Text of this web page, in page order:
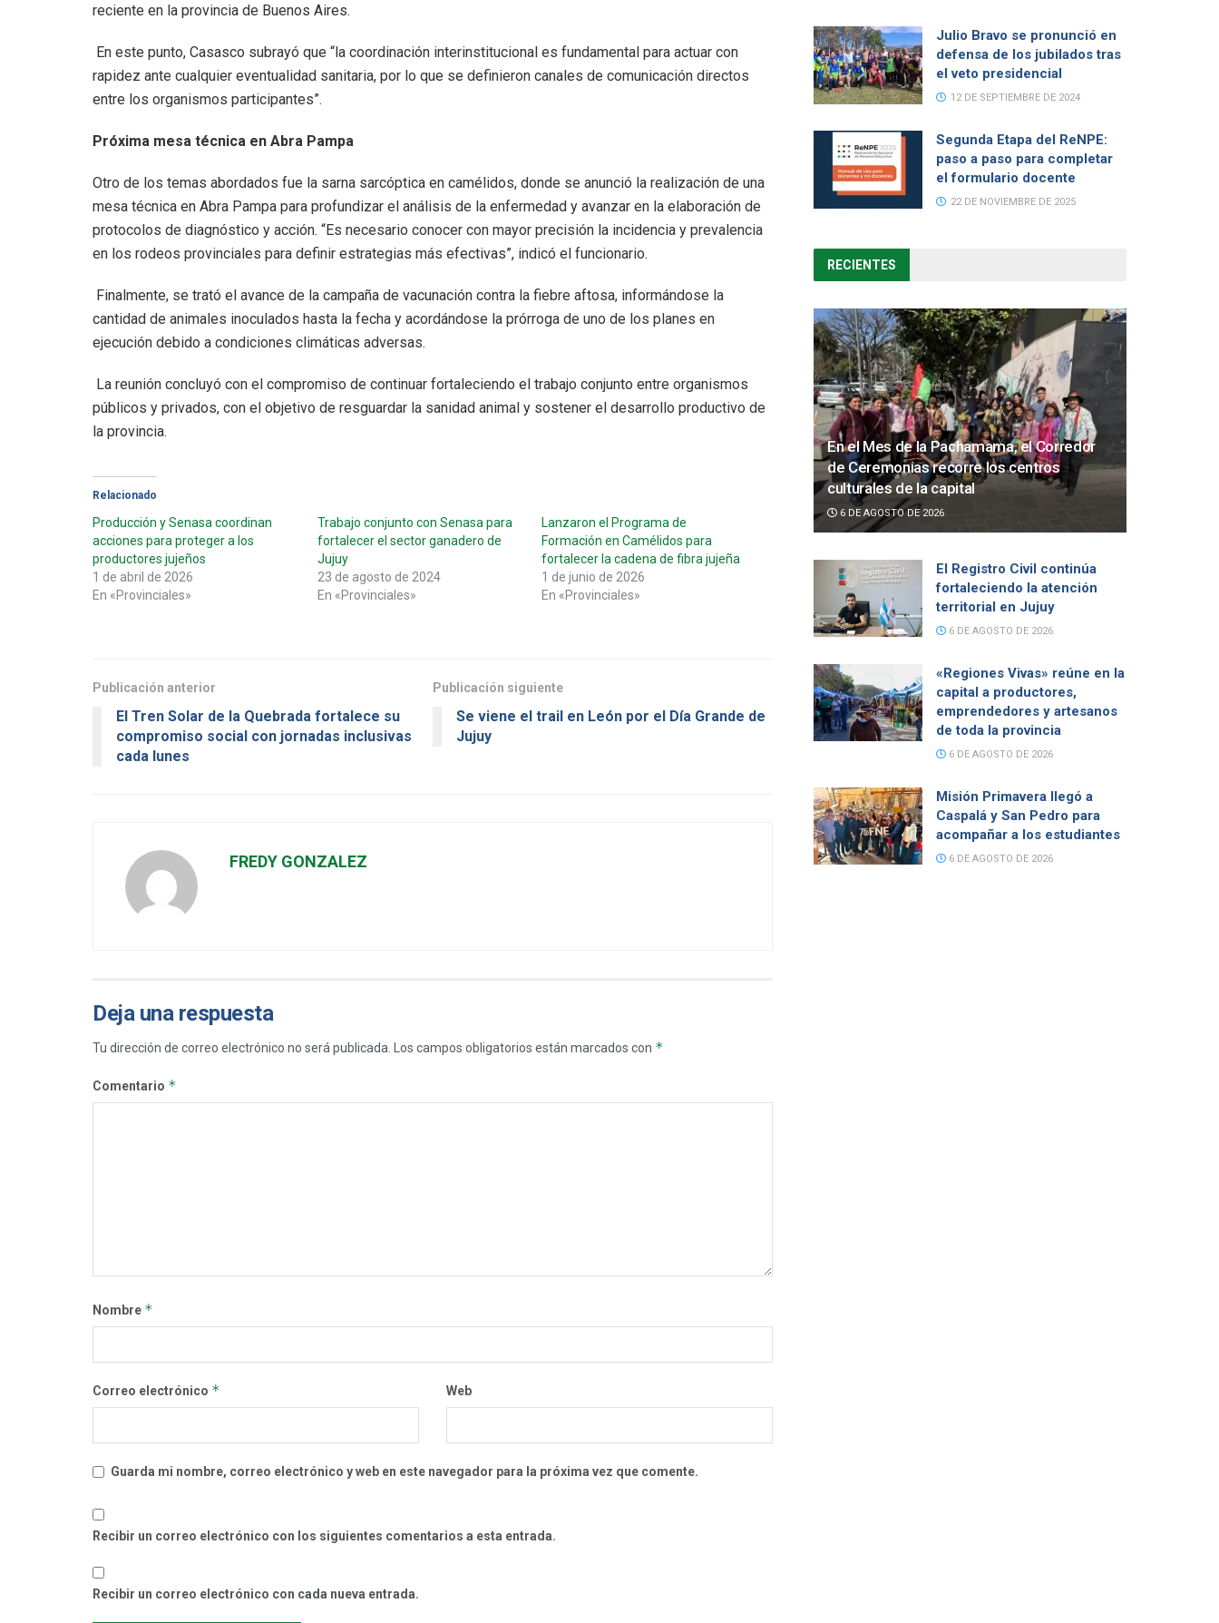
reciente en la provincia de Buenos Aires.
En este punto, Casasco subrayó que “la coordinación interinstitucional es fundamental para actuar con
rapidez ante cualquier eventualidad sanitaria, por lo que se definieron canales de comunicación directos
entre los organismos participantes”.
Próxima mesa técnica en Abra Pampa
Otro de los temas abordados fue la sarna sarcóptica en camélidos, donde se anunció la realización de una
mesa técnica en Abra Pampa para profundizar el análisis de la enfermedad y avanzar en la elaboración de
protocolos de diagnóstico y acción. “Es necesario conocer con mayor precisión la incidencia y prevalencia
en los rodeos provinciales para definir estrategias más efectivas”, indicó el funcionario.
Finalmente, se trató el avance de la campaña de vacunación contra la fiebre aftosa, informándose la
cantidad de animales inoculados hasta la fecha y acordándose la prórroga de uno de los planes en
ejecución debido a condiciones climáticas adversas.
La reunión concluyó con el compromiso de continuar fortaleciendo el trabajo conjunto entre organismos
públicos y privados, con el objetivo de resguardar la sanidad animal y sostener el desarrollo productivo de
la provincia.
Relacionado
Producción y Senasa coordinan
acciones para proteger a los
productores jujeños
1 de abril de 2026
En «Provinciales»
Trabajo conjunto con Senasa para
fortalecer el sector ganadero de
Jujuy
23 de agosto de 2024
En «Provinciales»
Lanzaron el Programa de
Formación en Camélidos para
fortalecer la cadena de fibra jujeña
1 de junio de 2026
En «Provinciales»
Publicación anterior
El Tren Solar de la Quebrada fortalece su
compromiso social con jornadas inclusivas
cada lunes
Publicación siguiente
Se viene el trail en León por el Día Grande de
Jujuy
FREDY GONZALEZ
Deja una respuesta
Tu dirección de correo electrónico no será publicada. Los campos obligatorios están marcados con *
Comentario *
Nombre *
Correo electrónico * Web
Guarda mi nombre, correo electrónico y web en este navegador para la próxima vez que comente.
Recibir un correo electrónico con los siguientes comentarios a esta entrada.
Recibir un correo electrónico con cada nueva entrada.
Julio Bravo se pronunció en
defensa de los jubilados tras
el veto presidencial
12 DE SEPTIEMBRE DE 2024
Segunda Etapa del ReNPE:
paso a paso para completar
el formulario docente
22 DE NOVIEMBRE DE 2025
RECIENTES
En el Mes de la Pachamama, el Corredor
de Ceremonias recorre los centros
culturales de la capital
6 DE AGOSTO DE 2026
El Registro Civil continúa
fortaleciendo la atención
territorial en Jujuy
6 DE AGOSTO DE 2026
«Regiones Vivas» reúne en la
capital a productores,
emprendedores y artesanos
de toda la provincia
6 DE AGOSTO DE 2026
Misión Primavera llegó a
Caspalá y San Pedro para
acompañar a los estudiantes
6 DE AGOSTO DE 2026